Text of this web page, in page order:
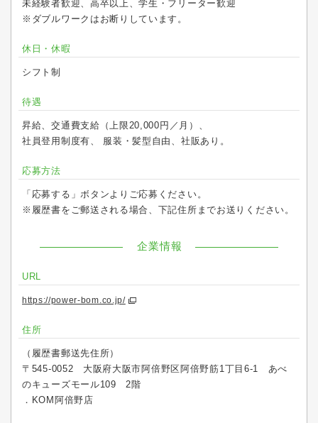
未経験者歓迎、高卒以上、学生・フリーター歓迎
※ダブルワークはお断りしています。
休日・休暇
シフト制
待遇
昇給、交通費支給（上限20,000円／月）、
社員登用制度有、 服装・髪型自由、社販あり。
応募方法
「応募する」ボタンよりご応募ください。
※履歴書をご郵送される場合、下記住所までお送りください。
企業情報
URL
https://power-bom.co.jp/
住所
（履歴書郵送先住所）
〒545-0052 大阪府大阪市阿倍野区阿倍野筋1丁目6-1 あべ
のキューズモール109 2階
．KOM阿倍野店